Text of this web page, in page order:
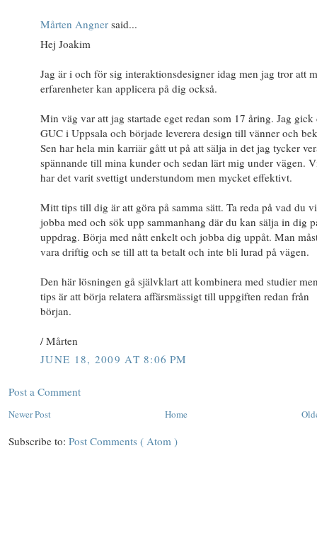
Mårten Angner said...
Hej Joakim
Jag är i och för sig interaktionsdesigner idag men jag tror att
erfarenheter kan applicera på dig också.
Min väg var att jag startade eget redan som 17 åring. Jag gick
GUC i Uppsala och började leverera design till vänner och
Sen har hela min karriär gått ut på att sälja in det jag tycker
spännande till mina kunder och sedan lärt mig under vägen.
har det varit svettigt understundom men mycket effektivt.
Mitt tips till dig är att göra på samma sätt. Ta reda på vad du
jobba med och sök upp sammanhang där du kan sälja in dig
uppdrag. Börja med nått enkelt och jobba dig uppåt. Man
vara driftig och se till att ta betalt och inte bli lurad på vägen.
Den här lösningen gå självklart att kombinera med studier
tips är att börja relatera affärsmässigt till uppgiften redan från
början.
/ Mårten
JUNE 18, 2009 AT 8:06 PM
Post a Comment
Newer Post Home
Subscribe to: Post Comments ( Atom )